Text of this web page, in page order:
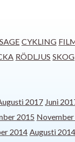
CYKLING
RÖDLJUS SKOG
2017 Juni
2015
2014 Augusti 2014